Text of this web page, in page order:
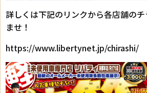
詳しくは下記のリンクから各店舗の
ませ！
https://www.libertynet.jp/chirashi/